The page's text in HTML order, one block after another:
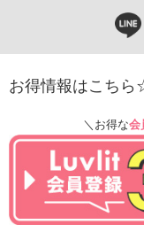
お得情報はこち
＼お得な会